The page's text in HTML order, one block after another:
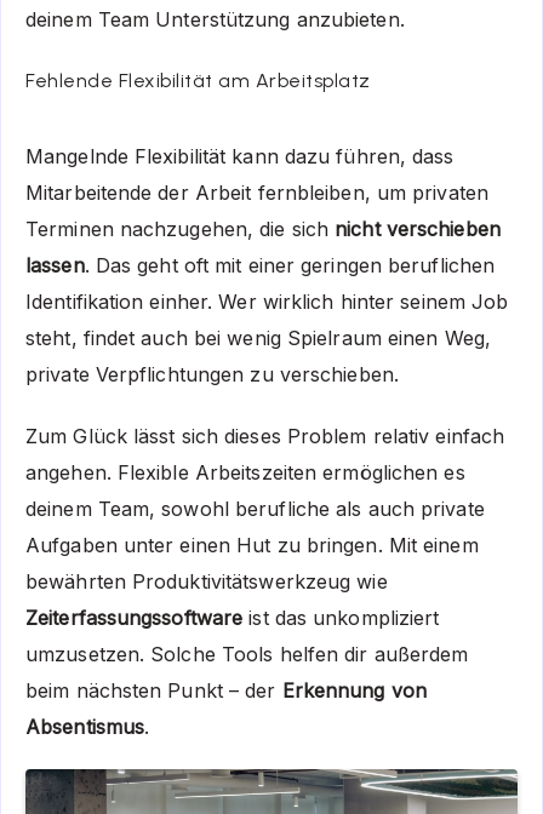
deinem Team Unterstützung anzubieten.
Fehlende Flexibilität am Arbeitsplatz
Mangelnde Flexibilität kann dazu führen, dass
Mitarbeitende der Arbeit fernbleiben, um privaten
Terminen nachzugehen, die sich nicht verschieben
lassen. Das geht oft mit einer geringen beruflichen
Identifikation einher. Wer wirklich hinter seinem Job
steht, findet auch bei wenig Spielraum einen Weg,
private Verpflichtungen zu verschieben.
Zum Glück lässt sich dieses Problem relativ einfach
angehen. Flexible Arbeitszeiten ermöglichen es
deinem Team, sowohl berufliche als auch private
Aufgaben unter einen Hut zu bringen. Mit einem
bewährten Produktivitätswerkzeug wie
Zeiterfassungssoftware ist das unkompliziert
umzusetzen. Solche Tools helfen dir außerdem
beim nächsten Punkt – der Erkennung von
Absentismus.